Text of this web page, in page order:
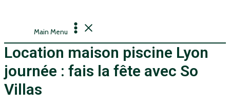
Main Menu
Location maison piscine Lyon
journée : fais la fête avec So
Villas